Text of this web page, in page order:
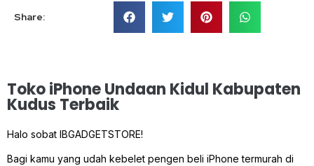
Share:
Toko iPhone Undaan Kidul Kabupaten
Kudus Terbaik
Halo sobat IBGADGETSTORE!
Bagi kamu yang udah kebelet pengen beli iPhone termurah di